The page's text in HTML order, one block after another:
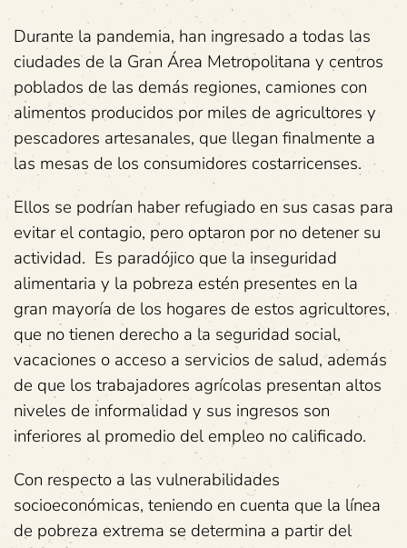
Durante la pandemia, han ingresado a todas las
ciudades de la Gran Área Metropolitana y centros
poblados de las demás regiones, camiones con
alimentos producidos por miles de agricultores y
pescadores artesanales, que llegan finalmente a
las mesas de los consumidores costarricenses.
Ellos se podrían haber refugiado en sus casas para
evitar el contagio, pero optaron por no detener su
actividad. Es paradójico que la inseguridad
alimentaria y la pobreza estén presentes en la
gran mayoría de los hogares de estos agricultores,
que no tienen derecho a la seguridad social,
vacaciones o acceso a servicios de salud, además
de que los trabajadores agrícolas presentan altos
niveles de informalidad y sus ingresos son
inferiores al promedio del empleo no calificado.
Con respecto a las vulnerabilidades
socioeconómicas, teniendo en cuenta que la línea
de pobreza extrema se determina a partir del